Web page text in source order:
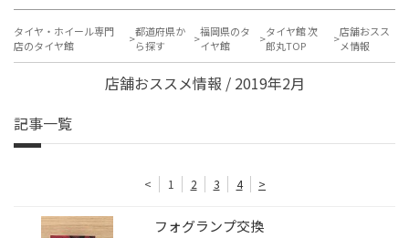
タイヤ・ホイール専門
店のタイヤ館
都道府県か
ら探す
福岡県のタ
イヤ館
タイヤ館 次
郎丸TOP
店舗おスス
メ情報
店舗おススメ情報 / 2019年2月
記事一覧
< 1 2 3 4 >
フォグランプ交換